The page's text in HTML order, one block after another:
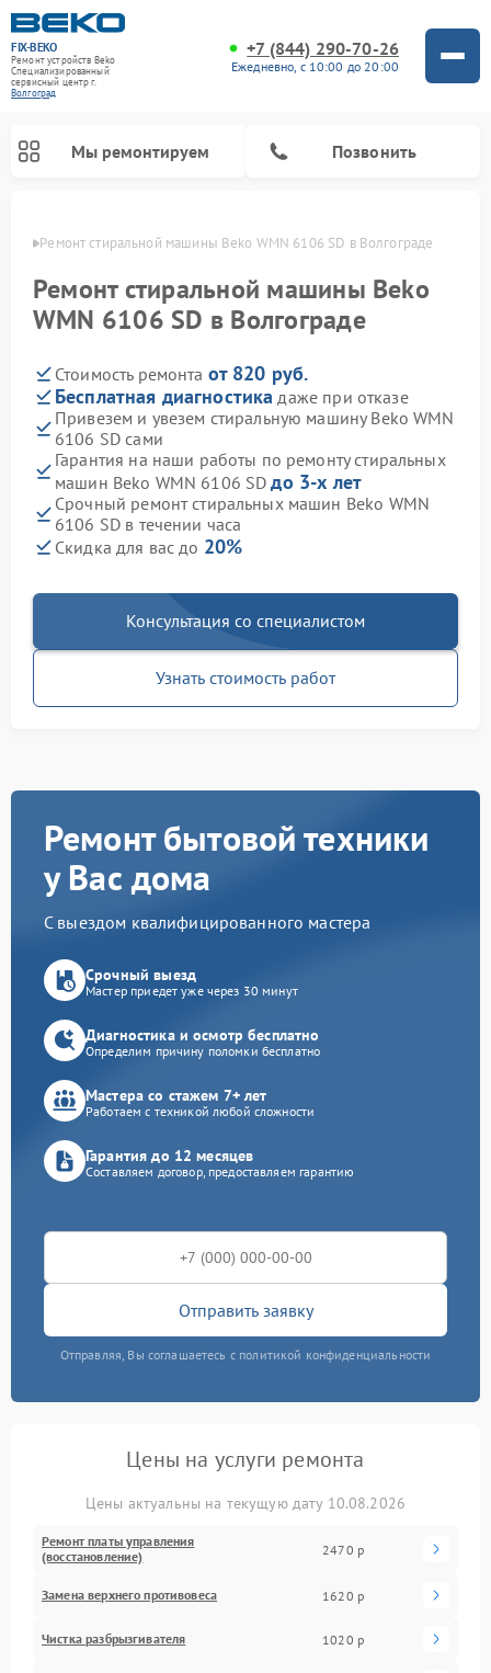
FIX-BEKO
Ремонт устройств Beko
Специализированный
cервисный центр г.
Волгоград
+7 (844) 290-70-26
Ежедневно, с 10:00 до 20:00
Мы ремонтируем Позвонить
Ремонт стиральной машины Beko WMN 6106 SD в Волгограде
Ремонт стиральной машины Beko
WMN 6106 SD в Волгограде
Стоимость ремонта от 820 руб.
Бесплатная диагностика даже при отказе
Привезем и увезем стиральную машину Beko WMN
6106 SD сами
Гарантия на наши работы по ремонту стиральных
машин Beko WMN 6106 SDдо 3-х лет
Срочный ремонт стиральных машин Beko WMN
6106 SD в течении часа
Скидка для вас до 20%
Консультация со специалистом
Узнать стоимость работ
Ремонт бытовой техники
у Вас дома
С выездом квалифицированного мастера
Срочный выезд
Мастер приедет уже через 30 минут
Диагностика и осмотр бесплатно
Определим причину поломки бесплатно
Мастера со стажем 7+ лет
Работаем с техникой любой сложности
Гарантия до 12 месяцев
Составляем договор, предоставляем гарантию
Отправить заявку
Отправляя, Вы соглашаетесь с политикой конфиденциальности
Цены на услуги ремонта
Цены актуальны на текущую дату 10.08.2026
Ремонт платы управления
(восстановление)
2470 р
Замена верхнего противовеса 1620 р
Чистка разбрызгивателя 1020 р